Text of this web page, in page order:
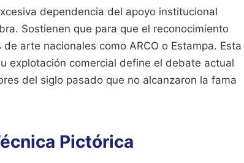
dependencia del apoyo institucional
Sostienen que para que el reconocimiento
arte nacionales como ARCO o Estampa. Esta
explotación comercial define el debate actual
del siglo pasado que no alcanzaron la fama
Pictórica